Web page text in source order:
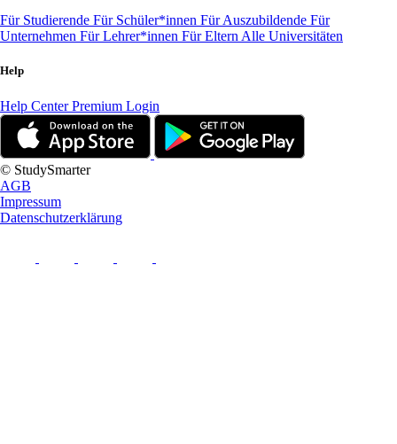
Für Studierende Für Schüler*innen Für Auszubildende Für
Unternehmen Für Lehrer*innen Für Eltern Alle Universitäten
Help
Help CenterPremium Login
© StudySmarter
AGB
Impressum
Datenschutzerklärung